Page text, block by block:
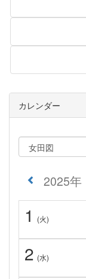
カレンダー
2025年
1 (火)
2 (水)